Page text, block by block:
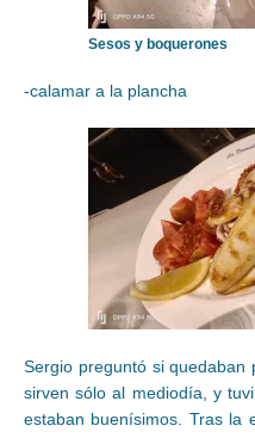
Sesos y boquerones
-calamar a la plancha
Sergio preguntó si quedaban
sirven sólo al mediodía, y
estaban buenísimos. Tras la